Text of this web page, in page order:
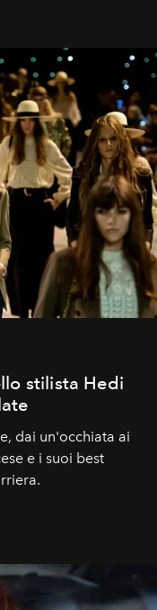
stilista Hedi
dai un'occhiata ai
e i suoi best